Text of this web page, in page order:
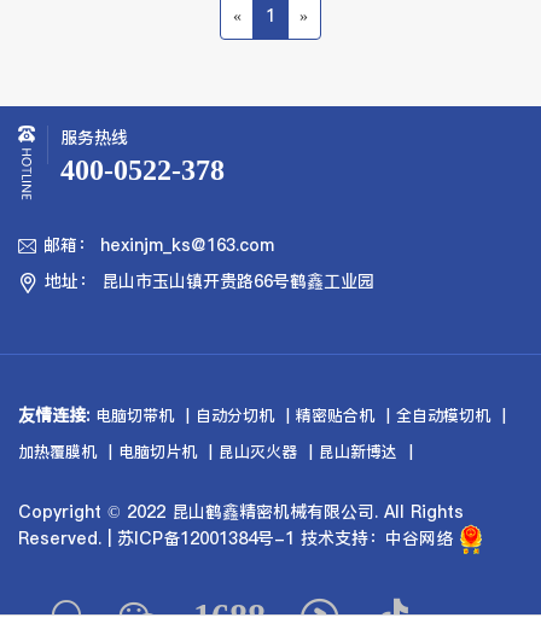
« 1 »
服务热线
400-0522-378
 邮箱： hexinjm_ks@163.com
 地址： 昆山市玉山镇开贵路66号鹤鑫工业园
友情连接: 电脑切带机 自动分切机 精密贴合机
全自动模切机
加热覆膜机
电脑切片机 昆山灭火器 昆山新博达
Copyright © 2022 昆山鹤鑫精密机械有限公司. All Rights
Reserved. | 苏ICP备12001384号-1 技术支持： 中谷网络
  1688  